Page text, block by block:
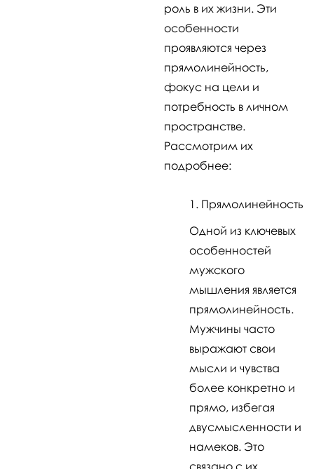
роль в их жизни. Эти
особенности
проявляются через
прямолинейность,
фокус на цели и
потребность в личном
пространстве.
Рассмотрим их
подробнее:
Прямолинейность
Одной из ключевых
особенностей
мужского
мышления является
прямолинейность.
Мужчины часто
выражают свои
мысли и чувства
более конкретно и
прямо, избегая
двусмысленности и
намеков. Это
связано с их